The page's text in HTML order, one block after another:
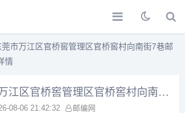
莞市万江区官桥窖管理区官桥窖村向南街7巷邮
情
广东省东莞市万江区官桥窖管理区官桥窖村向南街7巷邮编是523060
08-06 21:42:32 邮编网